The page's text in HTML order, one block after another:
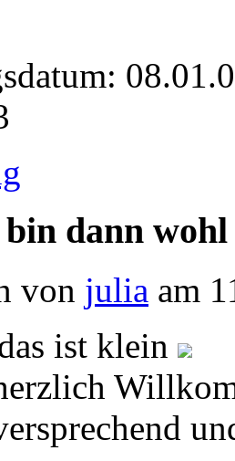
dann
von julia am
ist klein